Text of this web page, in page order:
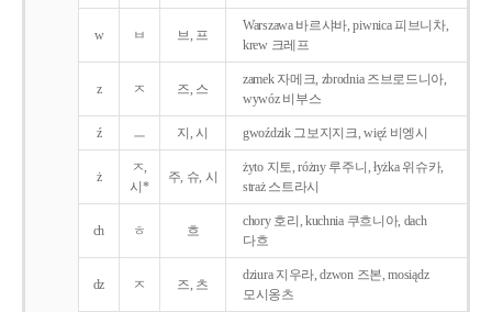
w ㅂ 브, 프
Warszawa 바르샤바, piwnica 피브니차,
krew 크레프
z ㅈ 즈, 스
zamek 자메크, zbrodnia 즈브로드니아,
wywóz 비부스
ź ㅡ 지, 시 gwoździk 그보지지크, więź 비엥시
ż
ㅈ,
시*
주, 슈, 시
żyto 지토, różny 루주니, łyżka 위슈카,
straż 스트라시
ch ㅎ 흐
chory 호리, kuchnia 쿠흐니아, dach
다흐
dz ㅈ 즈, 츠
dziura 지우라, dzwon 즈본, mosiądz
모시옹츠